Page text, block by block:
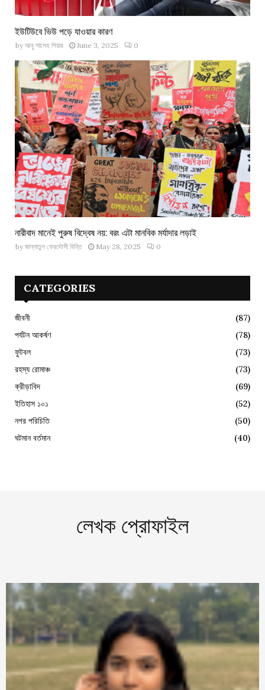
ইউটিউবে ভিউ পড়ে যাওয়ার কারণ
by আবু সালেহ পিয়ার June 3, 2025 0
নারীবাদ মানেই পুরুষ বিদ্বেষ নয়: বরং এটা মানবিক মর্যাদার লড়াই
by জান্নাতুল ফেরদৌসী বিন্তি May 28, 2025 0
CATEGORIES
জীবনী
(87)
পর্যটন আকর্ষণ
(78)
ফুটবল
(73)
রহস্য রোমাঞ্চ
(73)
ক্রীড়াবিদ
(69)
ইতিহাস ১০১
(52)
নগর পরিচিতি
(50)
ঘটমান বর্তমান
(40)
লেখক প্রোফাইল